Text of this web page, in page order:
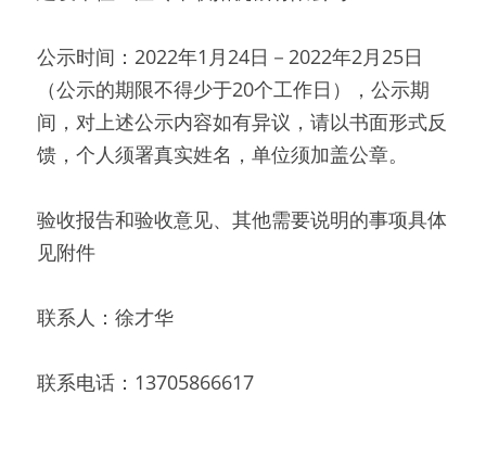
公示时间：2022年1月24日－2022年2月25日
（公示的期限不得少于20个工作日），公示期
间，对上述公示内容如有异议，请以书面形式反
馈，个人须署真实姓名，单位须加盖公章。
验收报告和验收意见、其他需要说明的事项具体
见附件
联系人：徐才华
联系电话：13705866617